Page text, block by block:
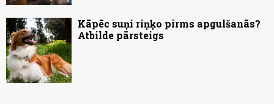
Kāpēc suņi riņķo pirms apgulšanās?
Atbilde pārsteigs